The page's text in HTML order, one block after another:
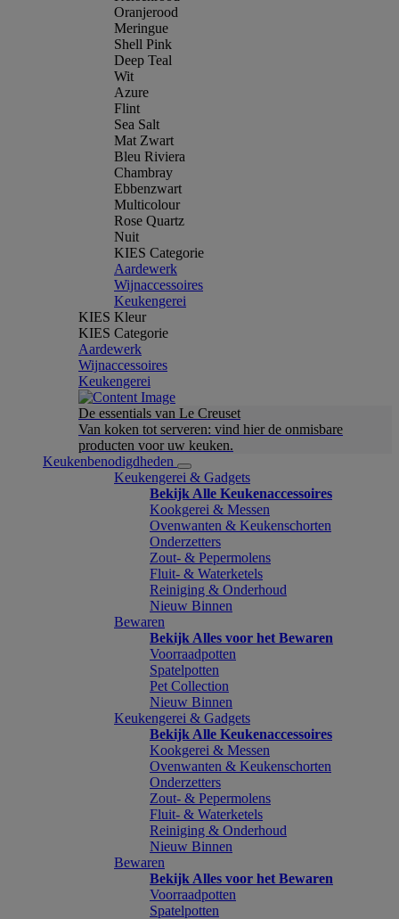
Oranjerood
Meringue
Shell Pink
Deep Teal
Wit
Azure
Flint
Sea Salt
Mat Zwart
Bleu Riviera
Chambray
Ebbenzwart
Multicolour
Rose Quartz
Nuit
KIES Categorie
Aardewerk
Wijnaccessoires
Keukengerei
KIES Kleur
KIES Categorie
Aardewerk
Wijnaccessoires
Keukengerei
De essentials van Le Creuset
Van koken tot serveren: vind hier de onmisbare
producten voor uw keuken.
Keukenbenodigdheden
Keukengerei & Gadgets
Bekijk Alle Keukenaccessoires
Kookgerei & Messen
Ovenwanten & Keukenschorten
Onderzetters
Zout- & Pepermolens
Fluit- & Waterketels
Reiniging & Onderhoud
Nieuw Binnen
Bewaren
Bekijk Alles voor het Bewaren
Voorraadpotten
Spatelpotten
Pet Collection
Nieuw Binnen
Keukengerei & Gadgets
Bekijk Alle Keukenaccessoires
Kookgerei & Messen
Ovenwanten & Keukenschorten
Onderzetters
Zout- & Pepermolens
Fluit- & Waterketels
Reiniging & Onderhoud
Nieuw Binnen
Bewaren
Bekijk Alles voor het Bewaren
Voorraadpotten
Spatelpotten